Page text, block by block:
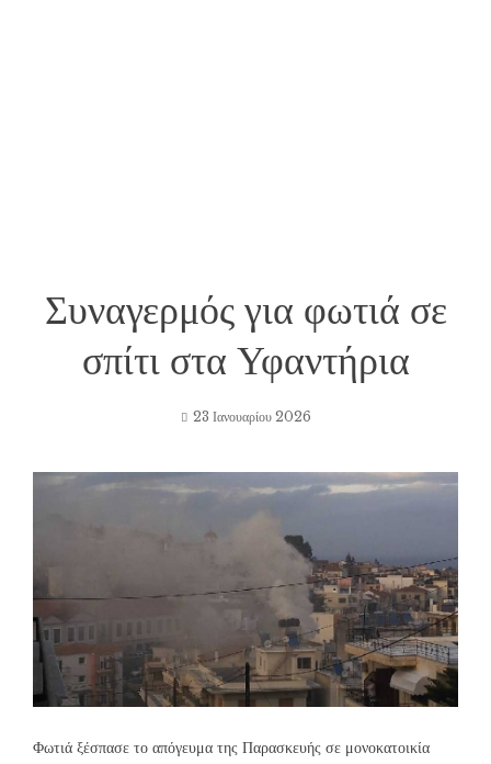
Συναγερμός για φωτιά σε
σπίτι στα Υφαντήρια
23 Ιανουαρίου 2026
Φωτιά ξέσπασε το απόγευμα της Παρασκευής σε μονοκατοικία